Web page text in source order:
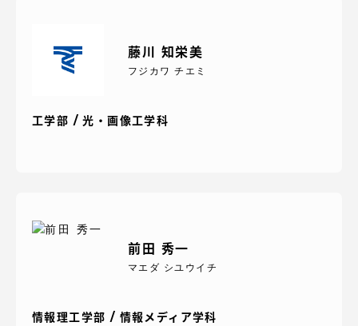
藤川 知栄美
フジカワ チエミ
工学部 / 光・画像工学科
前田 秀一
マエダ シユウイチ
情報理工学部 / 情報メディア学科